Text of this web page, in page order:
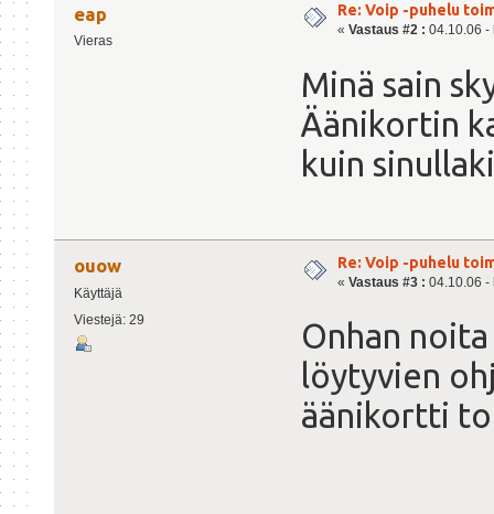
eap
Vieras
Re: Voip -puhelu
« Vastaus #2 : 04.10.06 -
Minä sain
Äänikortin
kuin
ouow
Käyttäjä
Viestejä: 29
Re: Voip -puhelu
« Vastaus #3 : 04.10.06 -
Onhan
löytyvien
äänikortti